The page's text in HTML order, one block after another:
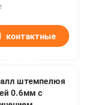
контактные
штемпелюя
0.6мм с